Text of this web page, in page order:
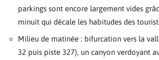
parkings sont encore largement vides
minuit qui décale les habitudes des
Milieu de matinée : bifurcation vers la
32 puis piste 327), un canyon verdoyant